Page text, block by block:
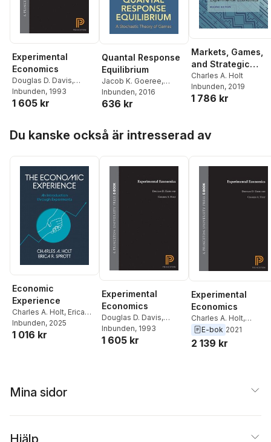
Experimental
Economics
Douglas D. Davis,
Charles A. Holt
Inbunden, 1993
1 605 kr
Quantal Response
Equilibrium
Jacob K. Goeree,
Charles A. Holt,
Thomas R. Palfrey
Inbunden, 2016
636 kr
Markets, Games,
and Strategic
Behavior
Charles A. Holt
Inbunden, 2019
1 786 kr
Du kanske också är intresserad av
Economic
Experience
Charles A. Holt, Erica
Sprott
Inbunden, 2025
1 016 kr
Experimental
Economics
Douglas D. Davis,
Charles A. Holt
Inbunden, 1993
1 605 kr
Experimental
Economics
Charles A. Holt,
Douglas D. Davis
E-bok 2021
2 139 kr
Mina sidor
Hjälp